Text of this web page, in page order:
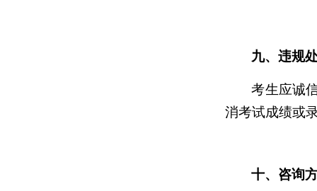
九、违规
考生应诚
消考试成绩或
十、咨询